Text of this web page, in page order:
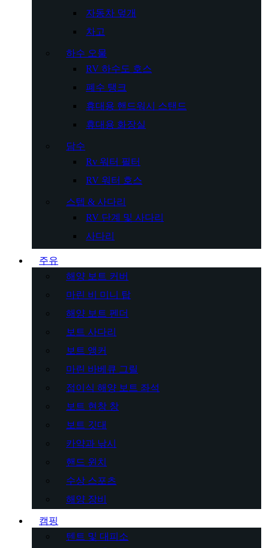
자동차 덮개
차고
하수 오물
RV 하수도 호스
폐수 탱크
휴대용 핸드워시 스탠드
휴대용 화장실
담수
Rv 워터 필터
RV 워터 호스
스텝 & 사다리
RV 단계 및 사다리
사다리
주유
해양 보트 커버
마린 비 미니 탑
해양 보트 펜더
보트 사다리
보트 앵커
마린 바베큐 그릴
접이식 해양 보트 좌석
보트 현창 창
보트 깃대
카약과 낚시
핸드 윈치
수상 스포츠
해양 장비
캠핑
텐트 및 대피소